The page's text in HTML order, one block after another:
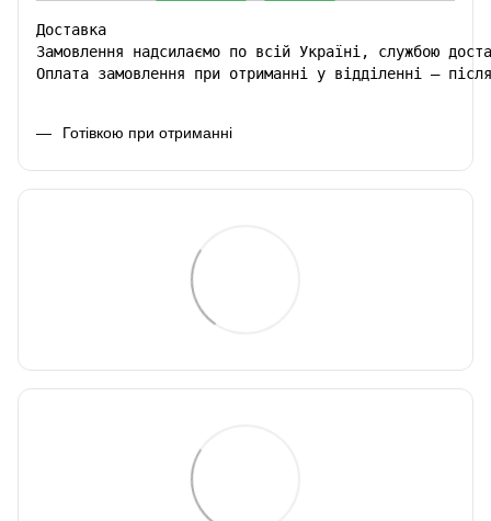
Доставка
Замовлення надсилаємо по всій Україні, службою
Оплата замовлення при отриманні у відділенні –
Готівкою при отриманні